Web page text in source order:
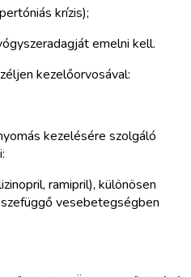
krízis);
emelni kell.
kezelőorvosával:
kezelésére szolgáló
ramipril), különösen
vesebetegségben